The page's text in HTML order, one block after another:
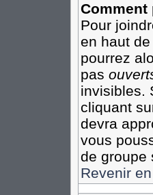
Pour
en haut
pourrez
pas
invisibles.
cliquant
devra
vous
de groupe
Revenir